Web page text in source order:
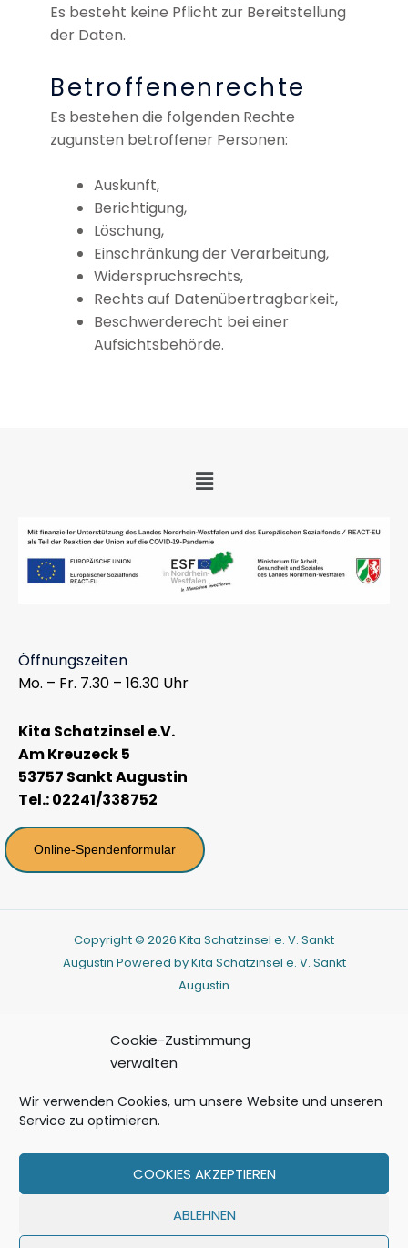
Cookie-Zustimmung
verwalten
Wir verwenden Cookies, um unsere Website und unseren
Service zu optimieren.
COOKIES AKZEPTIEREN
ABLEHNEN
Es besteht keine Pflicht zur Bereitstellung
der Daten.
Betroffenenrechte
Es bestehen die folgenden Rechte
zugunsten betroffener Personen:
Auskunft,
Berichtigung,
Löschung,
Einschränkung der Verarbeitung,
Widerspruchsrechts,
Rechts auf Datenübertragbarkeit,
Beschwerderecht bei einer
Aufsichtsbehörde.
Menü
Öffnungszeiten
Mo. – Fr. 7.30 – 16.30 Uhr
Kita Schatzinsel e.V.
Am Kreuzeck 5
53757 Sankt Augustin
Tel.: 02241/338752
Online-Spendenformular
Copyright © 2026 Kita Schatzinsel e. V. Sankt
Augustin Powered by Kita Schatzinsel e. V. Sankt
Augustin